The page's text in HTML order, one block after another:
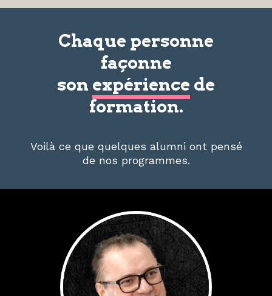
Chaque personne
façonne
son expérience de
formation.
Voilà ce que quelques alumni ont pensé
de nos programmes.